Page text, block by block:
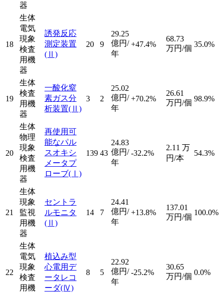
器
18
生体
電気
現象
検査
用機
器
誘発反応
測定装置
(Ⅱ)
20 9
29.25
億円/
年
+47.4%
68.73
万円/個 35.0%
19
生体
検査
用機
器
一酸化窒
素ガス分
析装置(Ⅱ)
3 2
25.02
億円/
年
+70.2%
26.61
万円/個 98.9%
20
生体
物理
現象
検査
用機
器
再使用可
能なパル
スオキシ
メータプ
ローブ(Ⅰ)
139 43
24.83
億円/
年
-32.2%
2.11 万
円/本
54.3%
21
生体
現象
監視
用機
器
セントラ
ルモニタ
(Ⅱ)
14 7
24.41
億円/
年
+13.8%
137.01
万円/個
100.0%
22
生体
電気
現象
検査
用機
植込み型
心電用デ
ータレコ
ーダ(Ⅳ)
8 5
22.92
億円/
年
-25.2%
30.65
万円/個 0.0%